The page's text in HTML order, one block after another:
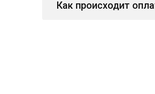
Как происходит